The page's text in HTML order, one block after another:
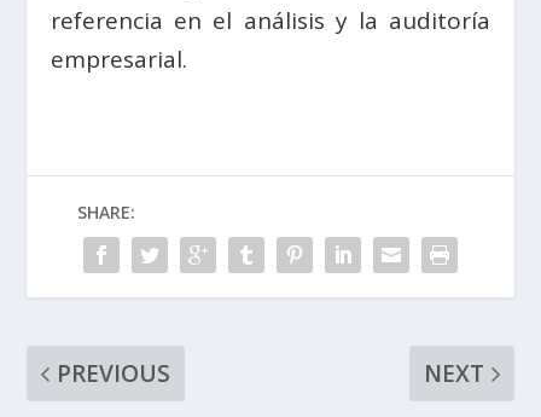
referencia en el análisis y la auditoría
empresarial.
SHARE:
PREVIOUS
NEXT